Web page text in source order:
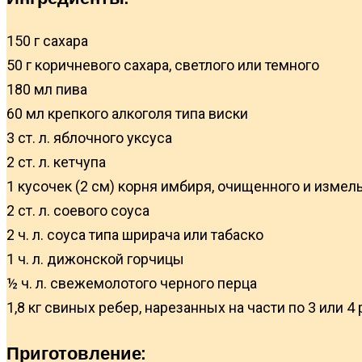
150 г сахара
50 г коричневого сахара, светлого или темного
180 мл пива
60 мл крепкого алкоголя типа виски
3 ст. л. яблочного уксуса
2 ст. л. кетчупа
1 кусочек (2 см) корня имбиря, очищенного и
2 ст. л. соевого соуса
2 ч. л. соуса типа шрирача или табаско
1 ч. л. дижонской горчицы
½ ч. л. свежемолотого черного перца
1,8 кг свиных ребер, нарезанных на части по 3 или 4
Приготовление: